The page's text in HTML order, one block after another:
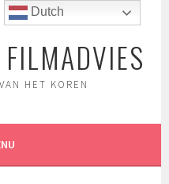
HET KOREN
Dutch